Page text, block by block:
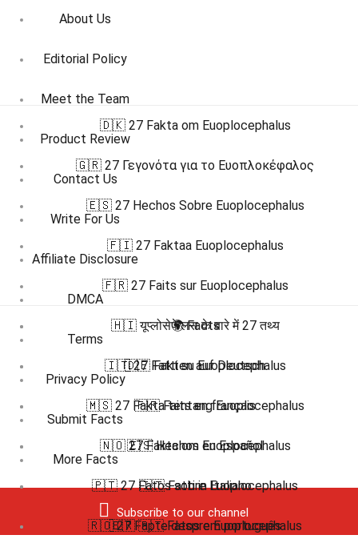
About Us
Editorial Policy
Meet the Team
Product Review
Contact Us
Write For Us
Affiliate Disclosure
DMCA
Terms
Privacy Policy
Submit Facts
More Facts
Subscribe to our channel
🇩🇰 27 Fakta om Euoplocephalus
🇬🇷 27 Γεγονότα για το Ευοπλοκέφαλος
🇪🇸 27 Hechos Sobre Euoplocephalus
🇫🇮 27 Faktaa Euoplocephalus
🇫🇷 27 Faits sur Euoplocephalus
🇭🇮 यूप्लोसेफेलस के बारे में 27 तथ्य
🇮🇹 27 Fatti su Euoplocephalus
🇲🇸 27 Fakta tentang Euoplocephalus
🇳🇴 27 Fakta om Euoplocephalus
🇵🇹 27 Fatos sobre Euoplocephalus
🇷🇴 27 Fapte despre Euoplocephalus
🌍 Facts
🇩🇪 Fakten auf Deutsch
🇫🇷 Faits en français
🇪🇸 Hechos en Español
🇮🇹 Fatti in Italiano
🇧🇷 🇵🇹 Fatos em português